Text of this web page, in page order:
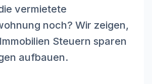
vermietete
noch? Wir zeigen,
Steuern sparen
aufbauen.